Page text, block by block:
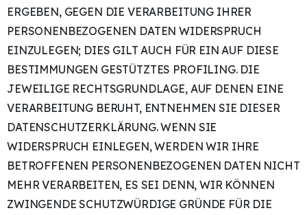
ERGEBEN, GEGEN DIE VERARBEITUNG IHRER
PERSONENBEZOGENEN DATEN WIDERSPRUCH
EINZULEGEN; DIES GILT AUCH FÜR EIN AUF DIESE
BESTIMMUNGEN GESTÜTZTES PROFILING. DIE
JEWEILIGE RECHTSGRUNDLAGE, AUF DENEN EINE
VERARBEITUNG BERUHT, ENTNEHMEN SIE DIESER
DATENSCHUTZERKLÄRUNG. WENN SIE
WIDERSPRUCH EINLEGEN, WERDEN WIR IHRE
BETROFFENEN PERSONENBEZOGENEN DATEN NICHT
MEHR VERARBEITEN, ES SEI DENN, WIR KÖNNEN
ZWINGENDE SCHUTZWÜRDIGE GRÜNDE FÜR DIE